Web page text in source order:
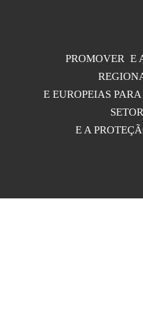
PROMOVER E
E EUROPEIAS
E A